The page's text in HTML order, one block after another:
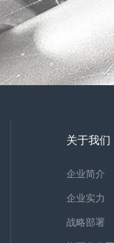
关于我们
企业简介
企业实力
战略部署